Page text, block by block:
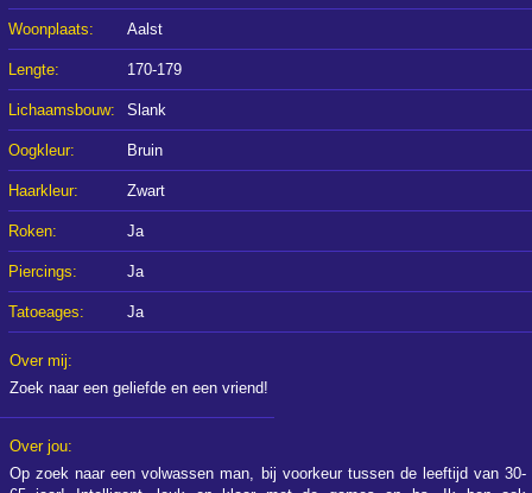
Woonplaats: Aalst
Lengte: 170-179
Lichaamsbouw: Slank
Oogkleur: Bruin
Haarkleur: Zwart
Roken: Ja
Piercings: Ja
Tatoeages: Ja
Over mij:
Zoek naar een geliefde en een vriend!
Over jou:
Op zoek naar een volwassen man, bij voorkeur tussen de leeftijd van 30-